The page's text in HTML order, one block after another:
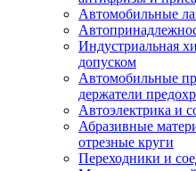
Автомобильные
Индустриальная
допуском
Автомобильные
держатели
Автоэлектрика и
Абразивные
отрезные круги
Переходники и